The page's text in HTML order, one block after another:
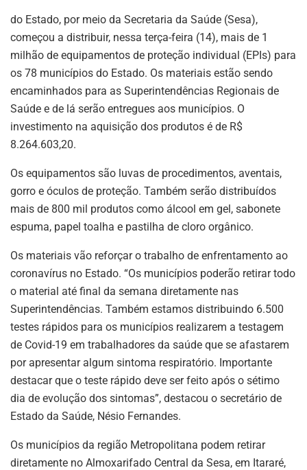
do Estado, por meio da Secretaria da Saúde (Sesa),
começou a distribuir, nessa terça-feira (14), mais de 1
milhão de equipamentos de proteção individual (EPIs) para
os 78 municípios do Estado. Os materiais estão sendo
encaminhados para as Superintendências Regionais de
Saúde e de lá serão entregues aos municípios. O
investimento na aquisição dos produtos é de R$
8.264.603,20.
Os equipamentos são luvas de procedimentos, aventais,
gorro e óculos de proteção. Também serão distribuídos
mais de 800 mil produtos como álcool em gel, sabonete
espuma, papel toalha e pastilha de cloro orgânico.
Os materiais vão reforçar o trabalho de enfrentamento ao
coronavírus no Estado. “Os municípios poderão retirar todo
o material até final da semana diretamente nas
Superintendências. Também estamos distribuindo 6.500
testes rápidos para os municípios realizarem a testagem
de Covid-19 em trabalhadores da saúde que se afastarem
por apresentar algum sintoma respiratório. Importante
destacar que o teste rápido deve ser feito após o sétimo
dia de evolução dos sintomas”, destacou o secretário de
Estado da Saúde, Nésio Fernandes.
Os municípios da região Metropolitana podem retirar
diretamente no Almoxarifado Central da Sesa, em Itararé,